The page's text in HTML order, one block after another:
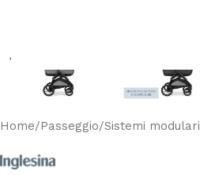
Home/Passeggio/Sistemi modulari